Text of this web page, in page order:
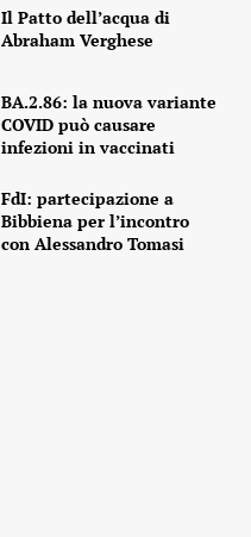
Il Patto dell’acqua di
Abraham Verghese
BA.2.86: la nuova variante
COVID può causare
infezioni in vaccinati
FdI: partecipazione a
Bibbiena per l’incontro
con Alessandro Tomasi